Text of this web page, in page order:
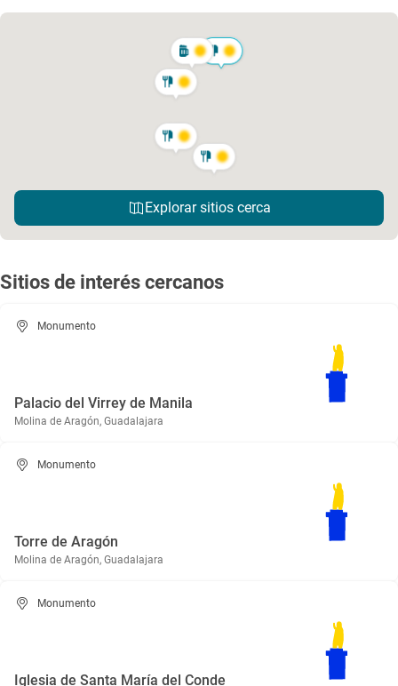
Explorar sitios cerca
Sitios de interés cercanos
Monumento
Palacio del Virrey de Manila
Molina de Aragón, Guadalajara
Monumento
Torre de Aragón
Molina de Aragón, Guadalajara
Monumento
Iglesia de Santa María del Conde